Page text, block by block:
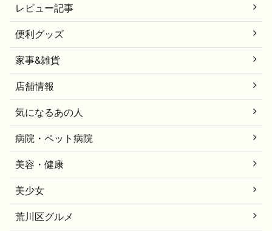
レビュー記事
便利グッズ
家事&雑貨
店舗情報
気になるあの人
病院・ペット病院
美容・健康
美少女
荒川区グルメ